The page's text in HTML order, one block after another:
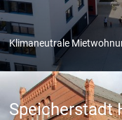
Klimaneutrale
Speicherstadt